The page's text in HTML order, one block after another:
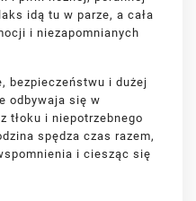
idą tu w parze, a cała
i niezapomnianych
bezpieczeństwu i dużej
odbywaja się w
tłoku i niepotrzebnego
spędza czas razem,
i ciesząc się